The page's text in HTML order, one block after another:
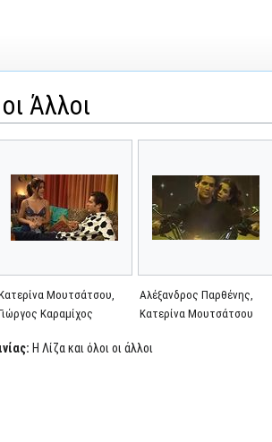
Άλλοι
Μουτσάτσου,
Καραμίχος
Αλέξανδρος Παρθένης,
Κατερίνα Μουτσάτσου
Η Λίζα και όλοι οι άλλοι